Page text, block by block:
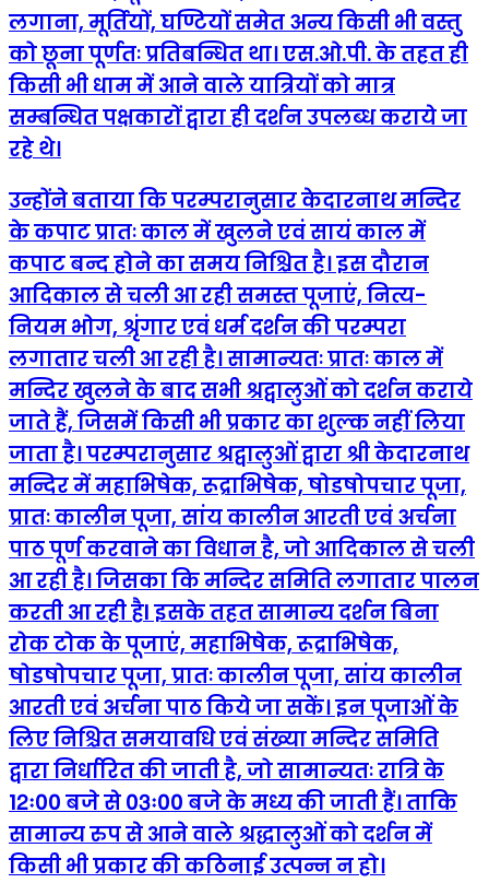
लगाना, मूर्तियों, घण्टियों समेत अन्य किसी भी वस्तु
को छूना पूर्णतः प्रतिबन्धित था। एस.ओ.पी. के तहत ही
किसी भी धाम में आने वाले यात्रियों को मात्र
सम्बन्धित पक्षकारों द्वारा ही दर्शन उपलब्ध कराये जा
रहे थे।
उन्होंने बताया कि परम्परानुसार केदारनाथ मन्दिर
के कपाट प्रातः काल में खुलने एवं सायं काल में
कपाट बन्द होने का समय निश्चित है। इस दौरान
आदिकाल से चली आ रही समस्त पूजाएं, नित्य-
नियम भोग, श्रृंगार एवं धर्म दर्शन की परम्परा
लगातार चली आ रही है। सामान्यतः प्रातः काल में
मन्दिर खुलने के बाद सभी श्रद्वालुओं को दर्शन कराये
जाते हैं, जिसमें किसी भी प्रकार का शुल्क नहीं लिया
जाता है। परम्परानुसार श्रद्वालुओं द्वारा श्री केदारनाथ
मन्दिर में महाभिषेक, रूद्राभिषेक, षोडषोपचार पूजा,
प्रातः कालीन पूजा, सांय कालीन आरती एवं अर्चना
पाठ पूर्ण करवाने का विधान है, जो आदिकाल से चली
आ रही है। जिसका कि मन्दिर समिति लगातार पालन
करती आ रही हैI इसके तहत सामान्य दर्शन बिना
रोक टोक के पूजाएं, महाभिषेक, रूद्राभिषेक,
षोडषोपचार पूजा, प्रातः कालीन पूजा, सांय कालीन
आरती एवं अर्चना पाठ किये जा सकें। इन पूजाओं के
लिए निश्चित समयावधि एवं संख्या मन्दिर समिति
द्वारा निर्धारित की जाती है, जो सामान्यतः रात्रि के
12ः00 बजे से 03ः00 बजे के मध्य की जाती हैं। ताकि
सामान्य रुप से आने वाले श्रद्धालुओं को दर्शन में
किसी भी प्रकार की कठिनाई उत्पन्न न हो।